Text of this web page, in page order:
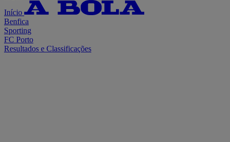
Início
Benfica
Sporting
FC Porto
Resultados e Classificações